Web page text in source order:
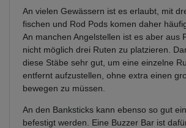
An vielen Gewässern ist es erlaubt, mit
fischen und Rod Pods komen daher
An manchen Angelstellen ist es aber aus
nicht möglich drei Ruten zu platzieren.
diese Stäbe sehr gut, um eine einzelne
entfernt aufzustellen, ohne extra einen
bewegen zu müssen.
An den Banksticks kann ebenso so gut
befestigt werden. Eine Buzzer Bar ist